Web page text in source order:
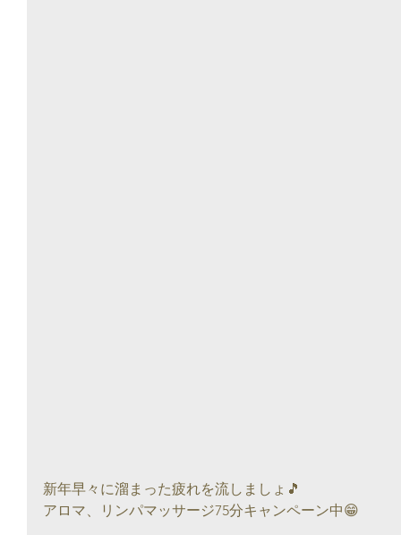
新年早々に溜まった疲れを流しましょ🎵
アロマ、リンパマッサージ75分キャンペーン中😁